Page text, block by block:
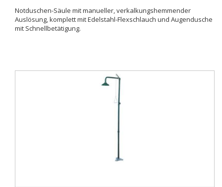
Notduschen-Säule mit manueller, verkalkungshemmender
Auslösung, komplett mit Edelstahl-Flexschlauch und Augendusche
mit Schnellbetätigung.